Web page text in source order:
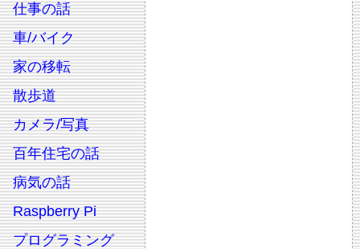
仕事の話
車/バイク
家の移転
散歩道
カメラ/写真
百年住宅の話
病気の話
Raspberry Pi
プログラミング